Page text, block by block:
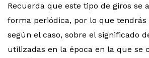
Recuerda que este tipo de giros se
forma periódica, por lo que tendrás
según el caso, sobre el significado
utilizadas en la época en la que se